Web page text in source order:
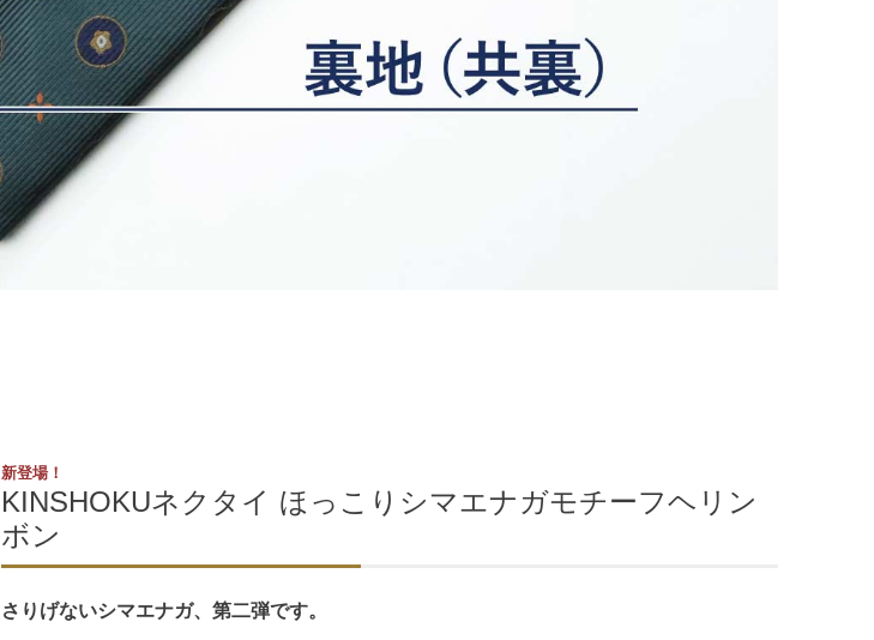
新登場！
KINSHOKUネクタイ ほっこりシマエナガモチーフヘリン
ボン
さりげないシマエナガ、第二弾です。